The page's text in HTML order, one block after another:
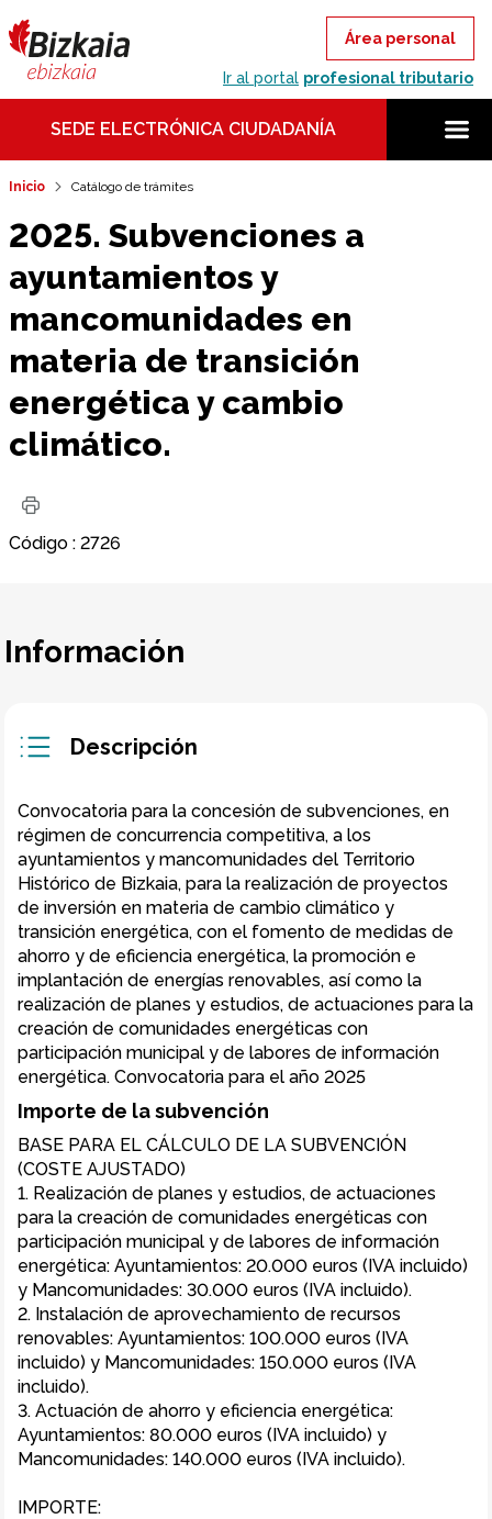
SEDE ELECTRÓNICA CIUDADANÍA
Ir al portal profesional tributario
Área personal
Inicio Catálogo de trámites
2025. Subvenciones a
ayuntamientos y
mancomunidades en
materia de transición
energética y cambio
climático.
Código : 2726
Información
Descripción
Convocatoria para la concesión de subvenciones, en
régimen de concurrencia competitiva, a los
ayuntamientos y mancomunidades del Territorio
Histórico de Bizkaia, para la realización de proyectos
de inversión en materia de cambio climático y
transición energética, con el fomento de medidas de
ahorro y de eficiencia energética, la promoción e
implantación de energías renovables, así como la
realización de planes y estudios, de actuaciones para la
creación de comunidades energéticas con
participación municipal y de labores de información
energética. Convocatoria para el año 2025
Importe de la subvención
BASE PARA EL CÁLCULO DE LA SUBVENCIÓN
(COSTE AJUSTADO)
1. Realización de planes y estudios, de actuaciones
para la creación de comunidades energéticas con
participación municipal y de labores de información
energética: Ayuntamientos: 20.000 euros (IVA incluido)
y Mancomunidades: 30.000 euros (IVA incluido).
2. Instalación de aprovechamiento de recursos
renovables: Ayuntamientos: 100.000 euros (IVA
incluido) y Mancomunidades: 150.000 euros (IVA
incluido).
3. Actuación de ahorro y eficiencia energética:
Ayuntamientos: 80.000 euros (IVA incluido) y
Mancomunidades: 140.000 euros (IVA incluido).
IMPORTE: